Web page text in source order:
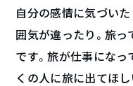
自分の感情に気づい
囲気が違ったり。旅
です。旅が仕事になっ
くの人に旅に出てほ